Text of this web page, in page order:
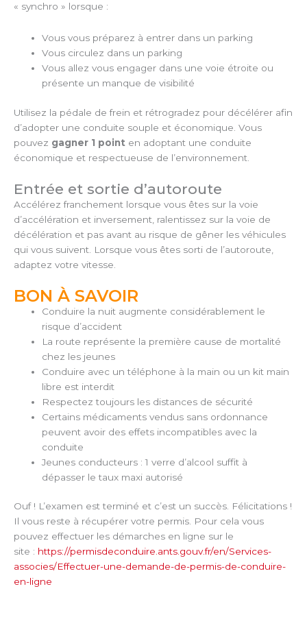
« synchro » lorsque :
Vous vous préparez à entrer dans un parking
Vous circulez dans un parking
Vous allez vous engager dans une voie étroite ou
présente un manque de visibilité
Utilisez la pédale de frein et rétrogradez pour décélérer afin
d’adopter une conduite souple et économique. Vous
pouvez gagner 1 point en adoptant une conduite
économique et respectueuse de l’environnement.
Entrée et sortie d’autoroute
Accélérez franchement lorsque vous êtes sur la voie
d’accélération et inversement, ralentissez sur la voie de
décélération et pas avant au risque de gêner les véhicules
qui vous suivent. Lorsque vous êtes sorti de l’autoroute,
adaptez votre vitesse.
BON À SAVOIR
Conduire la nuit augmente considérablement le
risque d’accident
La route représente la première cause de mortalité
chez les jeunes
Conduire avec un téléphone à la main ou un kit main
libre est interdit
Respectez toujours les distances de sécurité
Certains médicaments vendus sans ordonnance
peuvent avoir des effets incompatibles avec la
conduite
Jeunes conducteurs : 1 verre d’alcool suffit à
dépasser le taux maxi autorisé
Ouf ! L’examen est terminé et c’est un succès. Félicitations !
Il vous reste à récupérer votre permis. Pour cela vous
pouvez effectuer les démarches en ligne sur le
site : https://permisdeconduire.ants.gouv.fr/en/Services-
associes/Effectuer-une-demande-de-permis-de-conduire-
en-ligne